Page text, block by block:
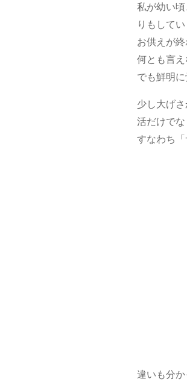
私が幼い
りもしてい
お供えが
何とも言
でも鮮明に
少し大げ
活だけで
すなわち
違いも分